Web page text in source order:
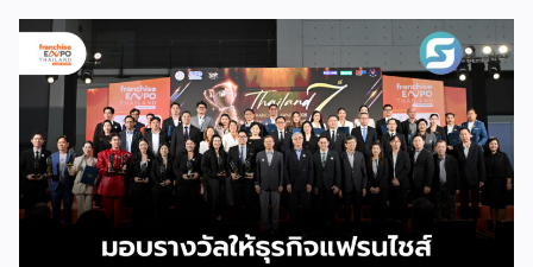
โจว” ซึ่งทรงคุณค่าเป็นยิ่งกว่าการแสดง เพราะทำหน้าที่จดบันทึก
ประวัติศาสตร์การอพยพย้ายถิ่นฐาน สะท้อนภูมิปัญญาทาง
วัฒนธรรมอันรุ่มรวย และตอกย้ำจิตวิญญาณอันแข็งแกร่งของ
ชนเผ่าเหมียวไว้ได้อย่างงดงาม ตำนานเล่าว่า ยามอพยพย้าย
ถิ่นฐานในอดีตกาล เส้นทางของชาวเหมียวต้องเผชิญกับเทือกเขา
สูงชันและพงหนามรกร้าง เพื่อเปิดทางให้เพื่อนพ้องเดินทางผ่าน
พงไพร เหล่าผู้กล้าหาญจึงใช้ร่างกายของตนกลิ้งทับพงหนาม
อย่างไม่เกรงกลัวเพื่อถางทางให้คนในเผ่า ด้วยเหตุนี้ คนรุ่นหลังจึง
ได้จำลองท่วงท่าการกลิ้งตัวดังกล่าวมาต่อยอดและรังสรรค์เป็น
ระบำลู่เซิงอันเป็นเอกลักษณ์ เพื่อรำลึกถึงความกล้าหาญและหยาด